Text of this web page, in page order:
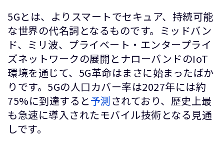
5Gとは、よりスマートでセキュア、持続可能
な世界の代名詞となるものです。ミッドバン
ド、ミリ波、プライベート・エンタープライ
ズネットワークの展開とナローバンドのIoT
環境を通じて、5G革命はまさに始まったばか
りです。5Gの人口カバー率は2027年には約
75%に到達すると予測されており、歴史上最
も急速に導入されたモバイル技術となる見通
しです。